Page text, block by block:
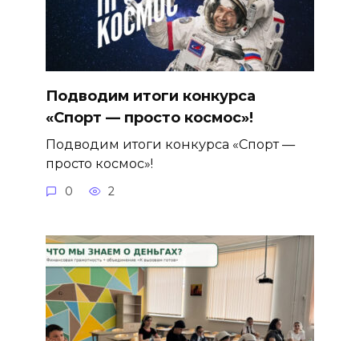
Подводим итоги конкурса
«Спорт — просто космос»!
Подводим итоги конкурса «Спорт —
просто космос»!
0 2